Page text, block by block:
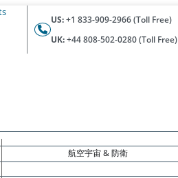
US:+1 833-909-2966 (Toll Free)
UK:+44 808-502-0280 (Toll Free)
航空宇宙 & 防衛